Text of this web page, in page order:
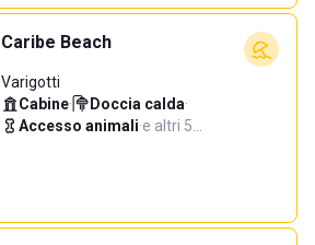
Caribe Beach
Varigotti
Cabine· Doccia calda·
Accesso animali·e altri 5…